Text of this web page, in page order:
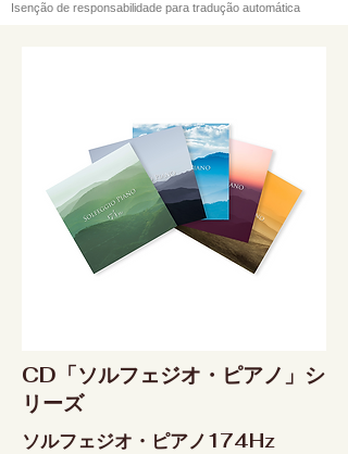
Isenção de responsabilidade para tradução automática
CD「ソルフェジオ・ピアノ」シ
リーズ
ソルフェジオ・ピアノ174Hz